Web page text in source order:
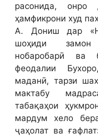
расонида, онро
ҳамфикрони худ
А. Дониш дар
шоҳиди замон
нобаробарӣ ва
феодалии
маданӣ, тарзи
мактабу
табақаҳои
мардум хело
ҷаҳолат ва